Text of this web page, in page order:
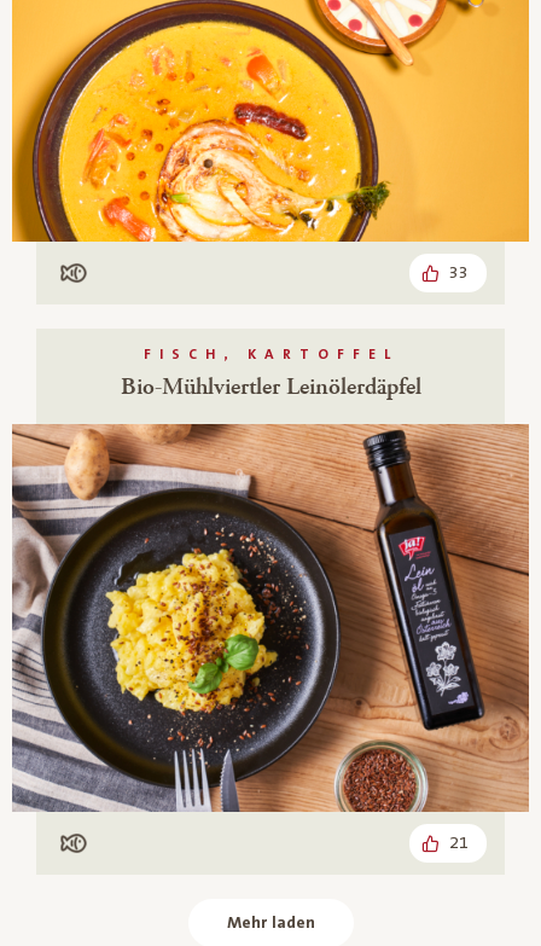
Mit Fisch 33
FISCH, KARTOFFEL
Bio-Mühlviertler Leinölerdäpfel
Mit Fisch 21
Mehr laden